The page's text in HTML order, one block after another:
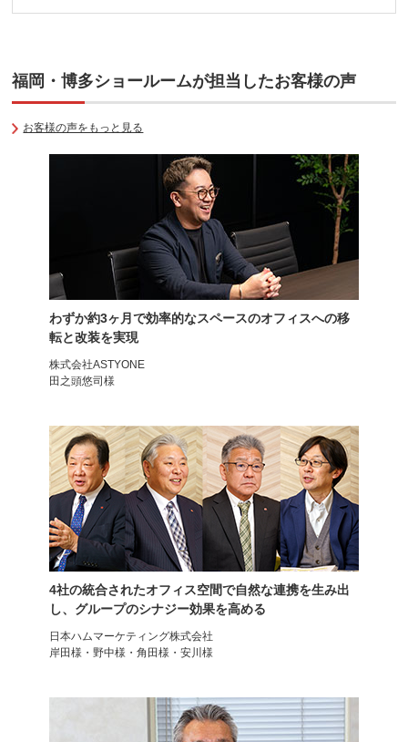
ッカ
コレガ2
オフィスチェア
YS-1 肘付き
ゲーミングチェア
メッシュ YS-1
レザーチェア
ディレット
福岡・博多ショールームが担当したお客様の声
お客様の声をもっと見る
わずか約3ヶ月で効率的なスペースのオフィスへの移
転と改装を実現
株式会社ASTYONE
田之頭悠司様
4社の統合されたオフィス空間で自然な連携を生み出
し、グループのシナジー効果を高める
日本ハムマーケティング株式会社
岸田様・野中様・角田様・安川様